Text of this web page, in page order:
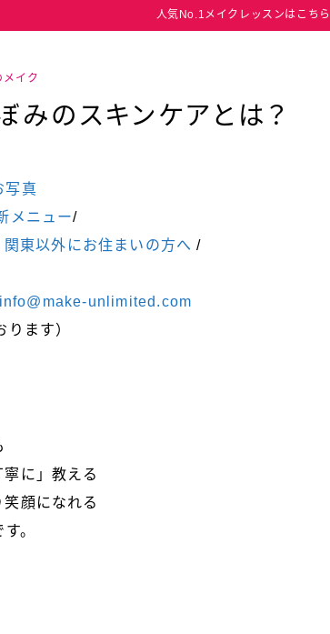
人気No.1メイクレッスンはこちら
イク
みのスキンケアとは？
写真
メニュー/
関東以外にお住まいの方へ /
info@make-unlimited.com
ります）
に」 教える
顔になれる
。